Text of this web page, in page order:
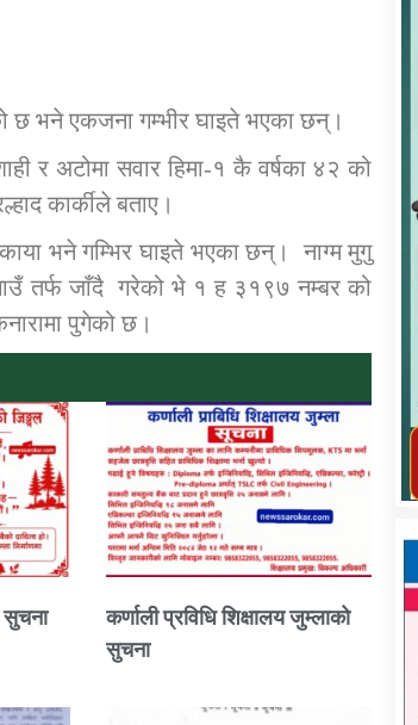
कार्यक्रम कार्यान्वयन एकाई जुम्लाको सुचना
गाउँपालिका जुम्लाको महिला तथा
सम्बन्धी सूचना सन्देश
तातोपानी गाउँपालिका जुम्लाको सूचना
छ भने एकजना गम्भीर घाइते भएका छन्।
र अटोमा सवार हिमा-१ कै वर्षका ४२ को
कार्कीले बताए।
भने गम्भिर घाइते भएका छन्। नाग्म मुगु
तर्फ जाँदै गरेको भे १ ह ३१९७ नम्बर को
पुगेको छ।
सुचना
कर्णाली प्रविधि शिक्षालय जुम्लाको
सुचना